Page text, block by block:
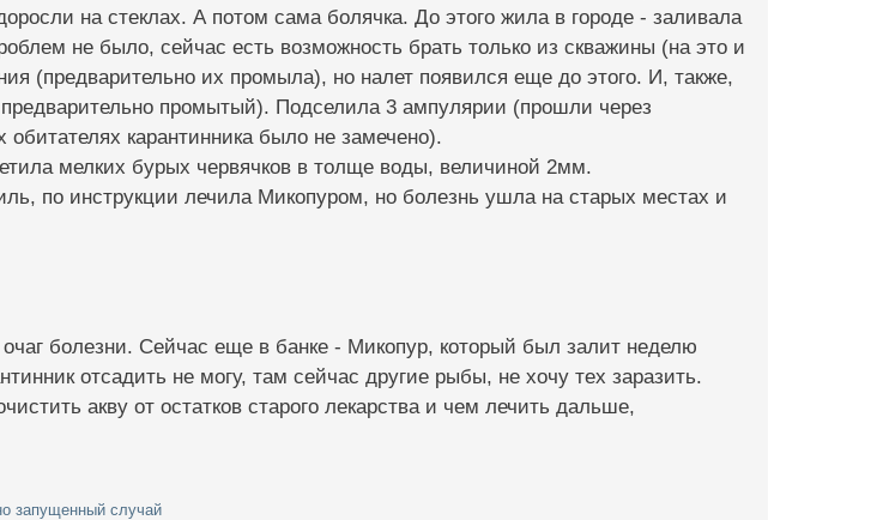
на стеклах. А потом сама болячка. До этого жила в городе - заливала
не было, сейчас есть возможность брать только из скважины (на это и
(предварительно их промыла), но налет появился еще до этого. И, также,
промытый). Подселила 3 ампулярии (прошли через
обитателях карантинника было не замечено).
мелких бурых червячков в толще воды, величиной 2мм.
по инструкции лечила Микопуром, но болезнь ушла на старых местах и
болезни. Сейчас еще в банке - Микопур, который был залит неделю
отсадить не могу, там сейчас другие рыбы, не хочу тех заразить.
акву от остатков старого лекарства и чем лечить дальше,
запущенный случай